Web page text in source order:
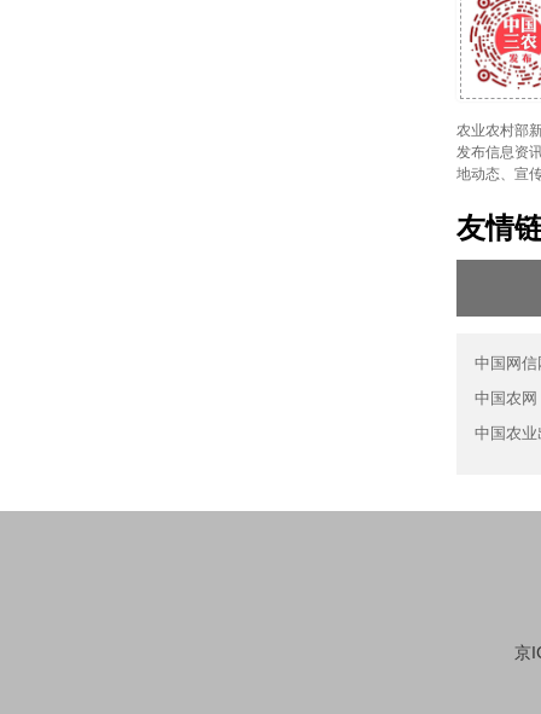
农业农村部
发布信息资
地动态、宣
友情
中国网信
中国农网
中国农业
京